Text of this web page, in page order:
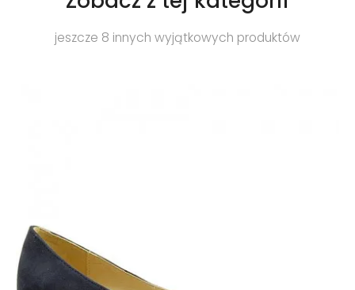
jeszcze 8 innych wyjątkowych produktów